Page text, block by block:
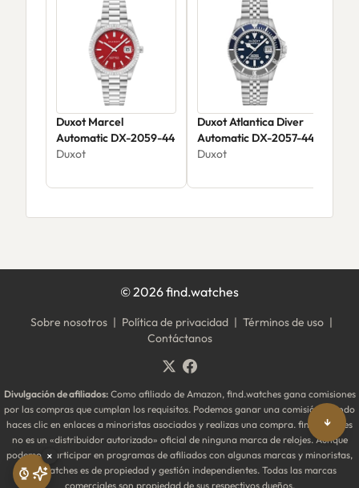
Duxot Marcel
Automatic DX-2059-44
Duxot
Duxot Atlantica Diver
Automatic DX-2057-44
Duxot
©2026find.watches
Sobre nosotros | Política de privacidad | Términos de uso |
Contáctanos
Divulgación de afiliados:Como afiliado de Amazon, find.watches gana comisiones
por las compras que cumplan los requisitos. Podemos ganar una comisión cuando
haces clic en enlaces a minoristas asociados y realizas una compra. find.watches
no es un «distribuidor autorizado» oficial de ninguna marca de relojes. Aunque
podemos participar en programas de afiliados con algunas marcas y minoristas,
find.watches es de propiedad y gestión independientes. Todas las marcas
comerciales son propiedad de sus respectivos dueños.
↓
×